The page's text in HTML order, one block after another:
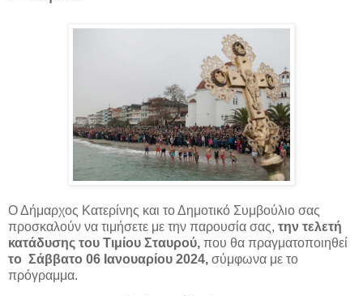
Ο Δήμαρχος Κατερίνης και το Δημοτικό Συμβούλιο σας
προσκαλούν να τιμήσετε με την παρουσία σας, την τελετή
κατάδυσης του Τιμίου Σταυρού, που θα πραγματοποιηθεί
το Σάββατο 06 Ιανουαρίου 2024, σύμφωνα με το
πρόγραμμα.